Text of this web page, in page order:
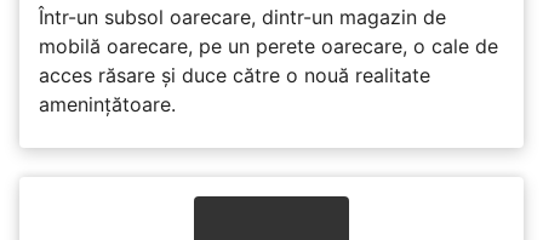
Într-un subsol oarecare, dintr-un magazin de
mobilă oarecare, pe un perete oarecare, o cale de
acces răsare și duce către o nouă realitate
amenințătoare.